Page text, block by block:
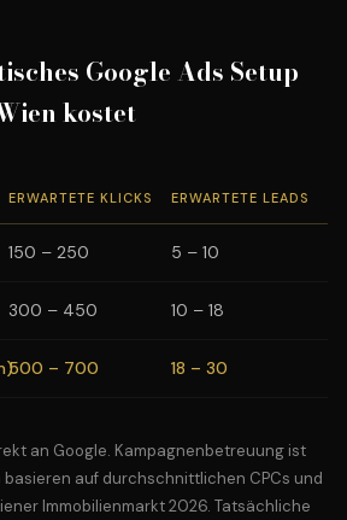
Google Ads Setup
kostet
ERWARTETE KLICKS ERWARTETE LEADS
150 – 250 5 – 10
300 – 450 10 – 18
500 – 700 18 – 30
an Google. Kampagnenbetreuung ist
auf durchschnittlichen CPCs und
Immobilienmarkt 2026. Tatsächliche